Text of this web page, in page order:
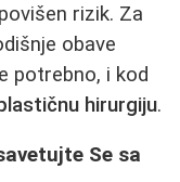
rizik. Za
obave
potrebno, i kod
hirurgiju.
Se sa